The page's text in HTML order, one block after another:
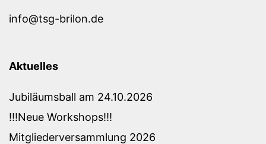
info@tsg-brilon.de
Aktuelles
Jubiläumsball am 24.10.2026
!!!Neue Workshops!!!
Mitgliederversammlung 2026